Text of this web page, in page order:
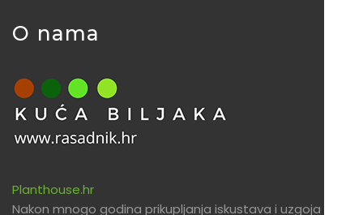
O nama
Planthouse.hr
Nakon mnogo godina prikupljanja iskustava i uzgoja